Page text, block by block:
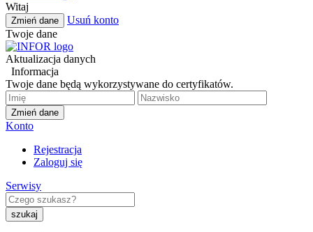
Witaj
Zmień dane
Usuń konto
Twoje dane
Aktualizacja danych
Informacja
Twoje dane będą wykorzystywane do certyfikatów.
Zmień dane
Konto
Rejestracja
Zaloguj się
Serwisy